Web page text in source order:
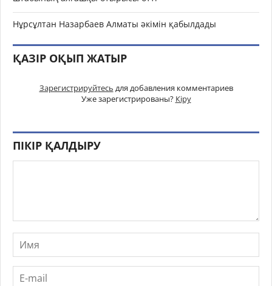
Нұрсұлтан Назарбаев Алматы әкімін қабылдады
ҚАЗІР ОҚЫП ЖАТЫР
Зарегистрируйтесь для добавления комментариев
Уже зарегистрированы? Кіру
ПІКІР ҚАЛДЫРУ